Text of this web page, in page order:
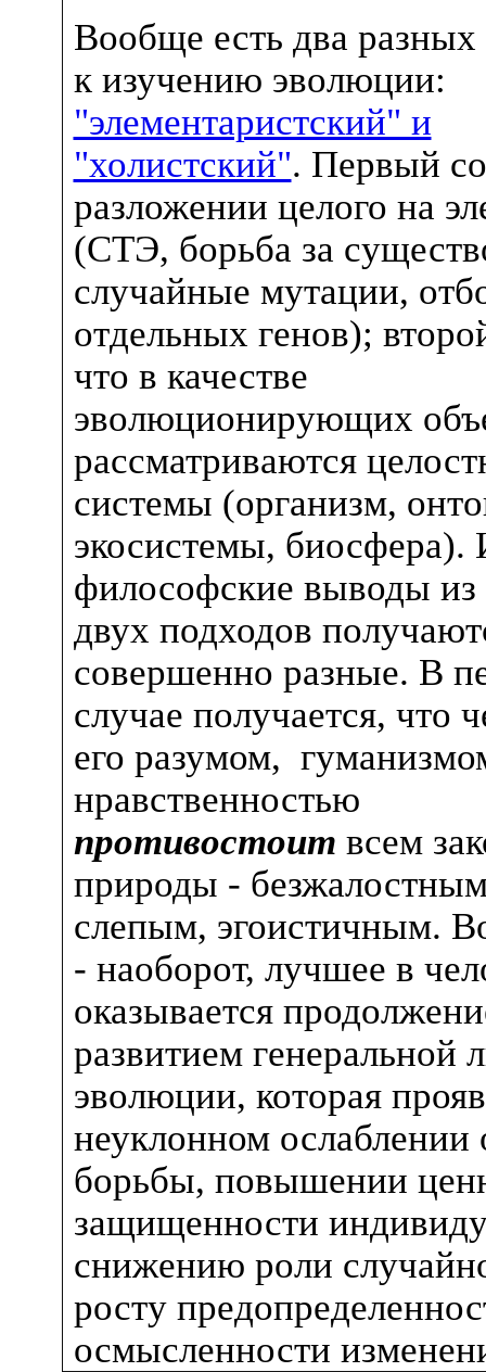
Вообще есть два разных
к изучению эволюции:
"элементаристский" и
"холистский". Первый
разложении целого на
(СТЭ, борьба за
случайные мутации,
отдельных генов);
что в качестве
эволюционирующих
рассматриваются
системы (организм,
экосистемы, биосфера).
философские выводы из
двух подходов
совершенно разные. В
случае получается, что
его разумом,
нравственностью
противостоит всем
природы -
слепым, эгоистичным.
- наоборот, лучшее в
оказывается
развитием генеральной
эволюции, которая
неуклонном ослаблении
борьбы, повышении
защищенности
снижению роли
росту
осмысленности